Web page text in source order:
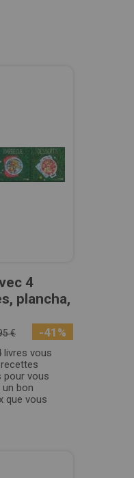
4
plancha,
€ -41%
livres vous
pour vous
bon
que vous